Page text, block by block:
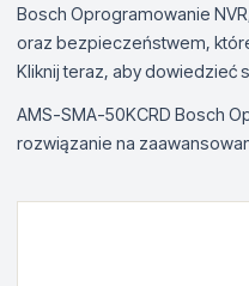
Bosch Oprogramowanie
oraz bezpieczeństwem,
Kliknij teraz, aby dowiedzieć
AMS-SMA-50KCRD Bosch
rozwiązanie na